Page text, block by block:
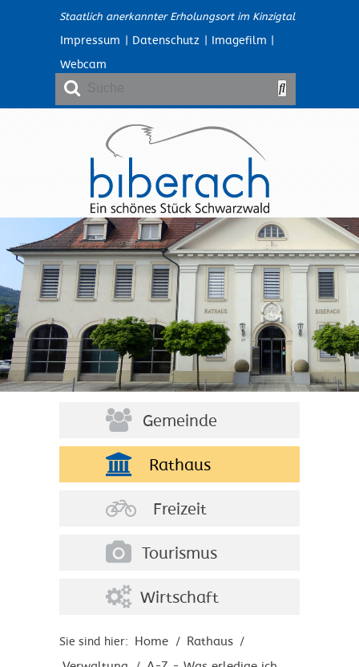
Staatlich anerkannter Erholungsort im Kinzigtal
Impressum | Datenschutz | Imagefilm |
Webcam
Gemeinde
Rathaus
Freizeit
Tourismus
Wirtschaft
Sie sind hier: Home / Rathaus /